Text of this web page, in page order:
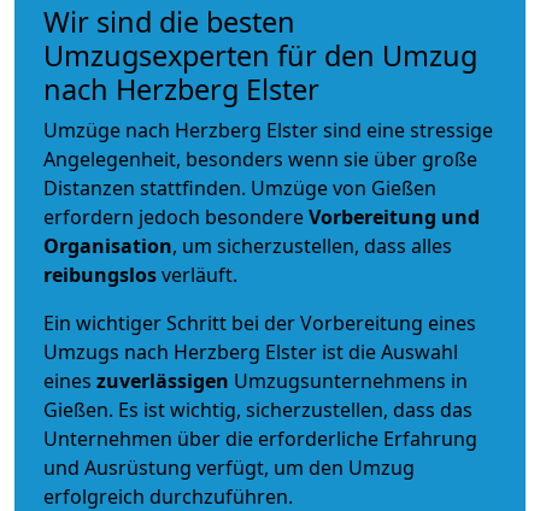
Wir sind die besten
Umzugsexperten für den Umzug
nach Herzberg Elster
Umzüge nach Herzberg Elster sind eine stressige
Angelegenheit, besonders wenn sie über große
Distanzen stattfinden. Umzüge von Gießen
erfordern jedoch besondereVorbereitung und
Organisation, um sicherzustellen, dass alles
reibungslosverläuft.
Ein wichtiger Schritt bei der Vorbereitung eines
Umzugs nach Herzberg Elster ist die Auswahl
eines zuverlässigen Umzugsunternehmens in
Gießen. Es ist wichtig, sicherzustellen, dass das
Unternehmen über die erforderliche Erfahrung
und Ausrüstung verfügt, um den Umzug
erfolgreich durchzuführen.